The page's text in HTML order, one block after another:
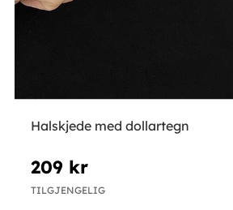
Halskjede med dollartegn
209 kr
TILGJENGELIG